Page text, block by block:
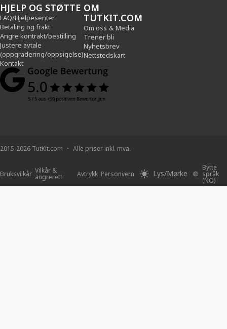
HJELP OG STØTTE
FAQ/Hjelpesenter
Betaling og frakt
Angre kontrakt/bestilling
Justere avtale
(oppgradering/oppsigelse)
Kontakt
OM
TUTKIT.COM
Om oss & Media
Trener bli
Nyhetsbrev
Nettstedskart
2015-2026 TutKit.com Alle priser inkl. mva.
Bruksvilkår Vilkår &
angrerett Avtrykk Personvern Lys/Mørke
Bytte
språk
(NO)